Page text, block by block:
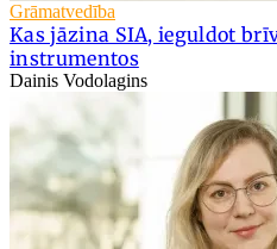
Grāmatvedība
Kas jāzina SIA, ieguldot
instrumentos
Dainis Vodolagins